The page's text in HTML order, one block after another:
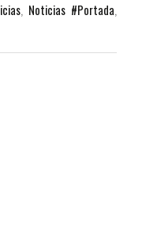
, Noticias #Portada,